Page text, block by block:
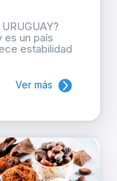
es un país
estabilidad
Ver más